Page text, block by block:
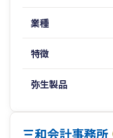
業種
特徴
弥生製品
三和会計事務所